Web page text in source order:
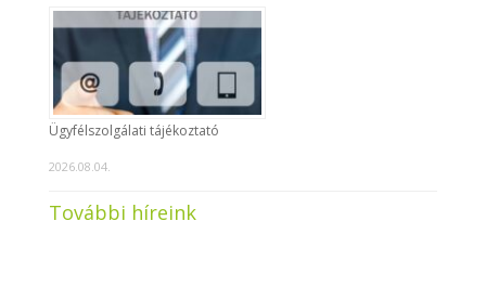
Ügyfélszolgálati tájékoztató
2026.08.04.
További híreink